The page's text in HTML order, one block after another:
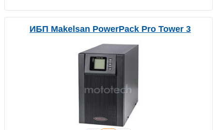
ИБП Makelsan PowerPack Pro Tower 3